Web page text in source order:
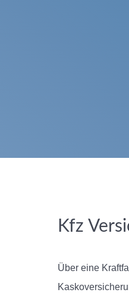
Kfz
Über eine